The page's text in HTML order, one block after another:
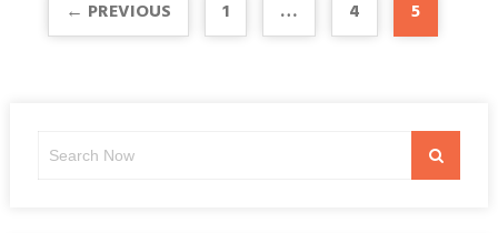
← PREVIOUS 1 … 4 5
Search